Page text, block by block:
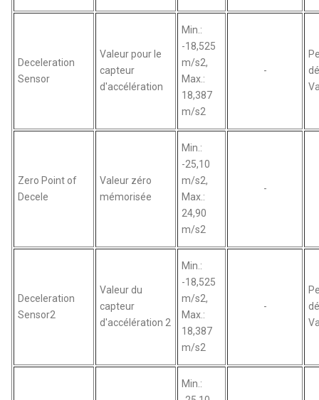
Deceleration
Sensor
Valeur pour le
capteur
d'accélération
Min.:
-18,525
m/s2,
Max.:
18,387
m/s2
-
Zero Point of
Decele
Valeur zéro
mémorisée
Min.:
-25,10
m/s2,
Max.:
24,90
m/s2
-
Deceleration
Sensor2
Valeur du
capteur
d'accélération 2
Min.:
-18,525
m/s2,
Max.:
18,387
m/s2
-
Min.: